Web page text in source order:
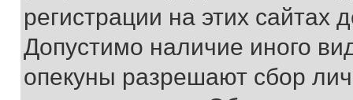
регистрации на этих сайтах
Допустимо наличие иного
опекуны разрешают сбор